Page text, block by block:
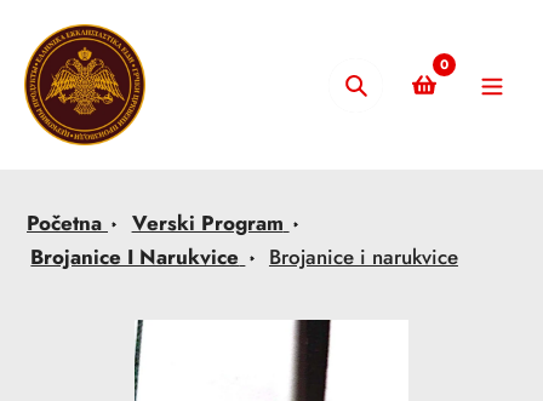
content
Pretraži
0
Početna
Verski Program
Brojanice I Narukvice
Brojanice i narukvice